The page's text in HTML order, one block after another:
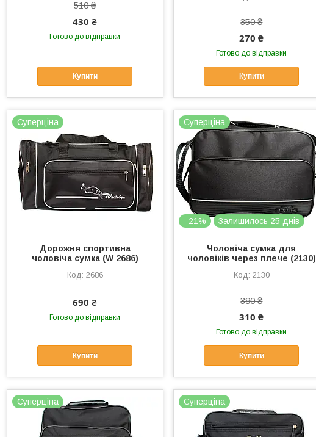
510 ₴
430 ₴
Готово до відправки
Купити
350 ₴
270 ₴
Готово до відправки
Купити
Суперціна
Дорожня спортивна
чоловіча сумка (W 2686)
2686
690 ₴
Готово до відправки
Купити
Суперціна
–21% Залишилось 25 днів
Чоловіча сумка для
чоловіків через плече (2130)
2130
390 ₴
310 ₴
Готово до відправки
Купити
Суперціна Суперціна